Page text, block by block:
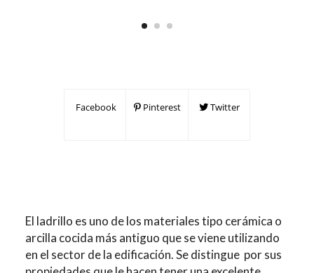
Facebook Pinterest Twitter
El ladrillo es uno de los materiales tipo cerámica o
arcilla cocida más antiguo que se viene utilizando
en el sector de la edificación. Se distingue por sus